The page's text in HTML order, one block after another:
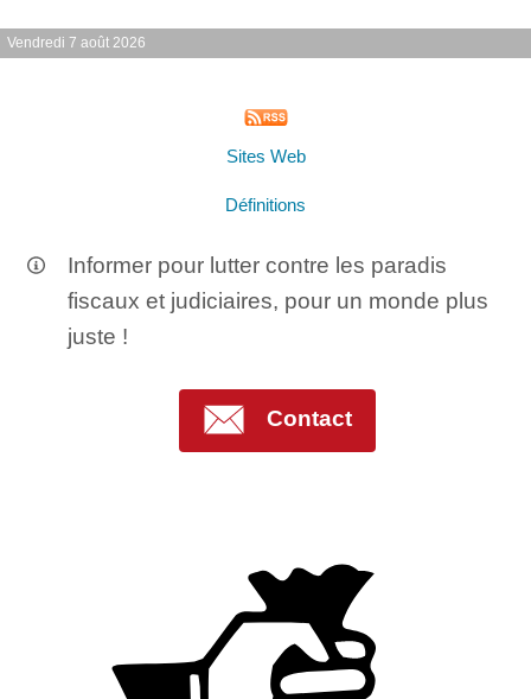
Vendredi 7 août 2026
Sites Web
Définitions
Informer pour lutter contre les paradis
fiscaux et judiciaires, pour un monde plus
juste !
Contact